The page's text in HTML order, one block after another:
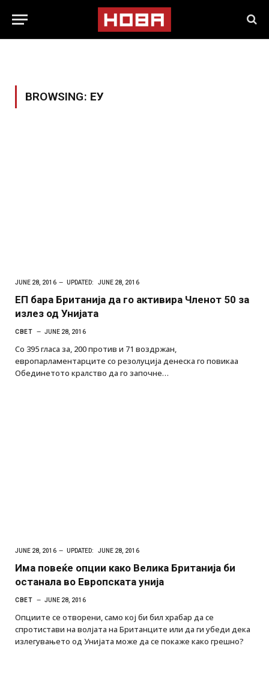
BROWSING: ЕУ
JUNE 28, 2016 UPDATED: JUNE 28, 2016
ЕП бара Британија да го активира Членот 50 за
излез од Унијата
СВЕТ JUNE 28, 2016
Со 395 гласа за, 200 против и 71 воздржан,
европарламентарците со резолуција денеска го повикаа
Обединетото кралство да го започне…
JUNE 28, 2016 UPDATED: JUNE 28, 2016
Има повеќе опции како Велика Британија би
останала во Европската унија
СВЕТ JUNE 28, 2016
Опциите се отворени, само кој би бил храбар да се
спротистави на волјата на Британците или да ги убеди дека
излегувањето од Унијата може да се покаже како грешно?